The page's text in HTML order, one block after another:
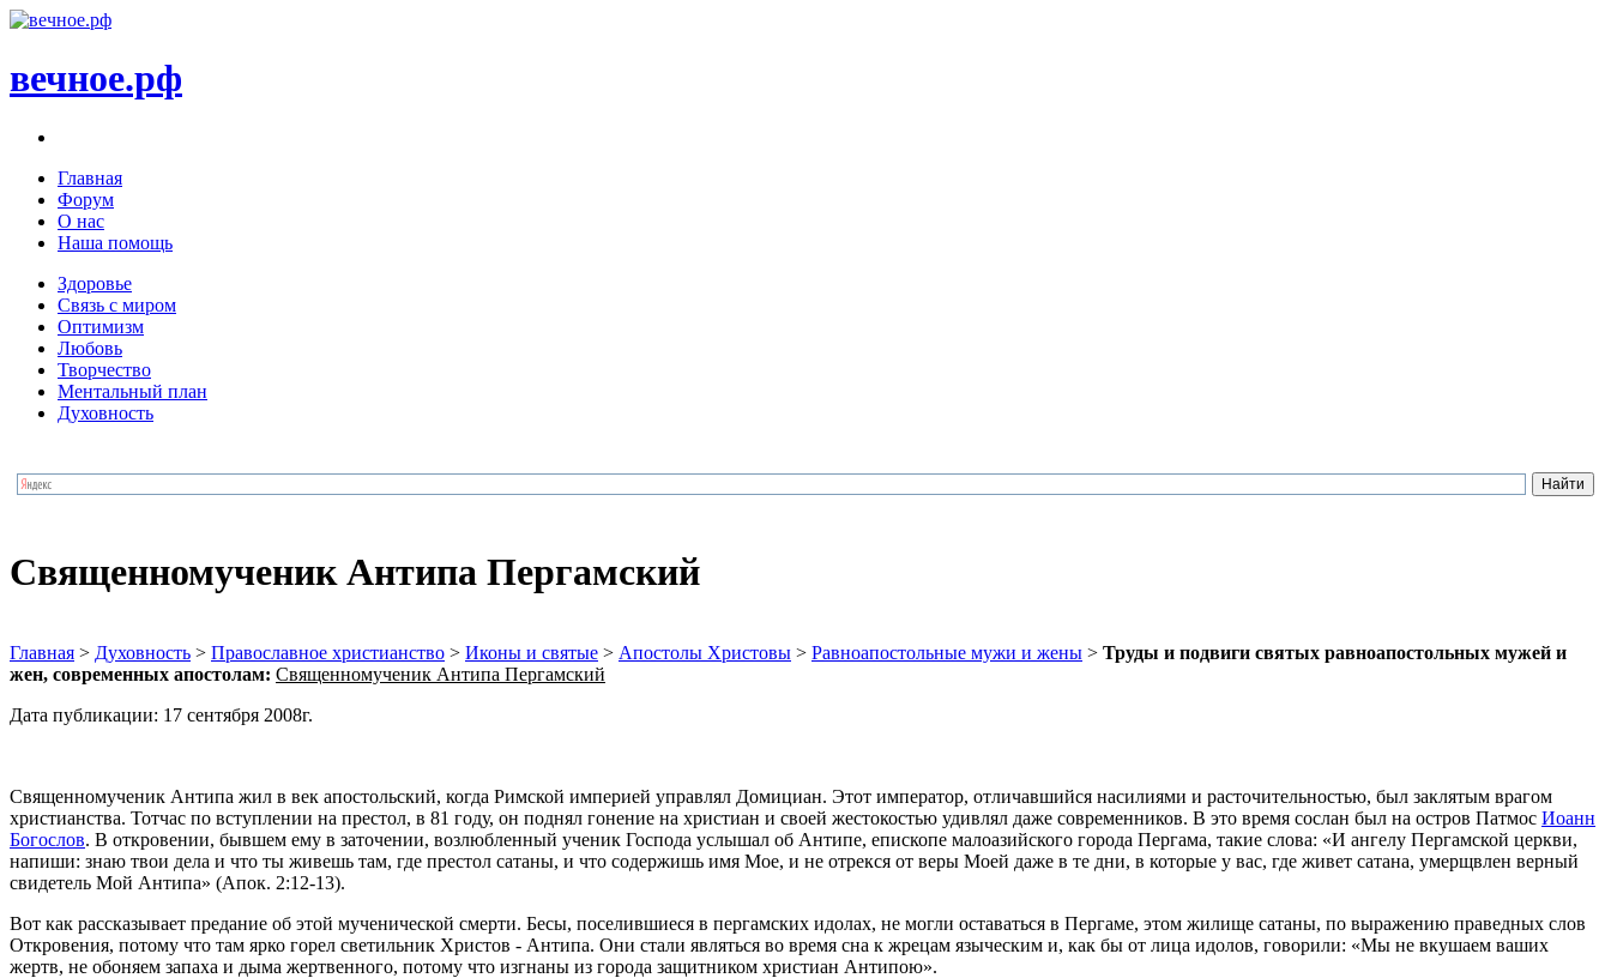
вечное.рф
Главная
Форум
О нас
Наша помощь
Здоровье
Связь с миром
Оптимизм
Любовь
Творчество
Ментальный план
Духовность
Священномученик Антипа Пергамский
Главная > Духовность > Православное христианство > Иконы и святые > Апостолы Христовы > Равноапостольные мужи и жены > Труды и подвиги святых равноапостольных мужей и
жен, современных апостолам: Священномученик Антипа Пергамский
Дата публикации: 17 сентября 2008г.
Священномученик Антипа жил в век апостольский, когда Римской империей управлял Домициан. Этот император, отличавшийся насилиями и расточительностью, был заклятым врагом
христианства. Тотчас по вступлении на престол, в 81 году, он поднял гонение на христиан и своей жестокостью удивлял даже современников. В это время сослан был на остров Патмос Иоанн
Богослов. В откровении, бывшем ему в заточении, возлюбленный ученик Господа услышал об Антипе, епископе малоазийского города Пергама, такие слова: «И ангелу Пергамской церкви,
напиши: знаю твои дела и что ты живешь там, где престол сатаны, и что содержишь имя Мое, и не отрекся от веры Моей даже в те дни, в которые у вас, где живет сатана, умерщвлен верный
свидетель Мой Антипа» (Апок. 2:12-13).
Вот как рассказывает предание об этой мученической смерти. Бесы, поселившиеся в пергамских идолах, не могли оставаться в Пергаме, этом жилище сатаны, по выражению праведных слов
Откровения, потому что там ярко горел светильник Христов - Антипа. Они стали являться во время сна к жрецам языческим и, как бы от лица идолов, говорили: «Мы не вкушаем ваших
жертв, не обоняем запаха и дыма жертвенного, потому что изгнаны из города защитником христиан Антипою».